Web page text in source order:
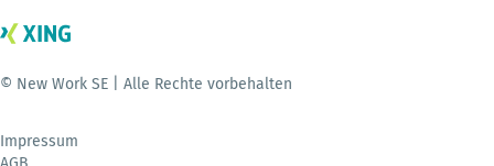
© New Work SE | Alle Rechte vorbehalten
Impressum